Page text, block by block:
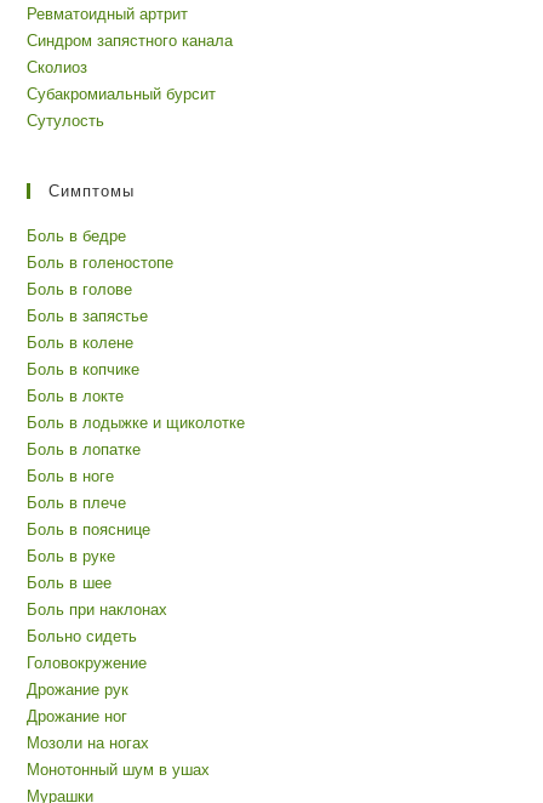
Ревматоидный артрит
Синдром запястного канала
Сколиоз
Субакромиальный бурсит
Сутулость
Симптомы
Боль в бедре
Боль в голеностопе
Боль в голове
Боль в запястье
Боль в колене
Боль в копчике
Боль в локте
Боль в лодыжке и щиколотке
Боль в лопатке
Боль в ноге
Боль в плече
Боль в пояснице
Боль в руке
Боль в шее
Боль при наклонах
Больно сидеть
Головокружение
Дрожание рук
Дрожание ног
Мозоли на ногах
Монотонный шум в ушах
Мурашки